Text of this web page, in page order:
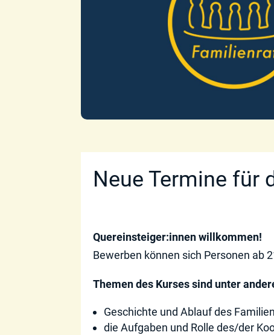
Neue Termine für
Quereinsteiger:innen willkommen!
Bewerben können sich Personen ab
Themen des Kurses sind unter
Geschichte und Ablauf des
die Aufgaben und Rolle des/der